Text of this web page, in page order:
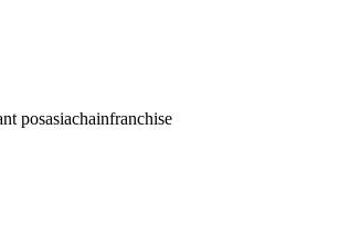
posasiachainfranchise